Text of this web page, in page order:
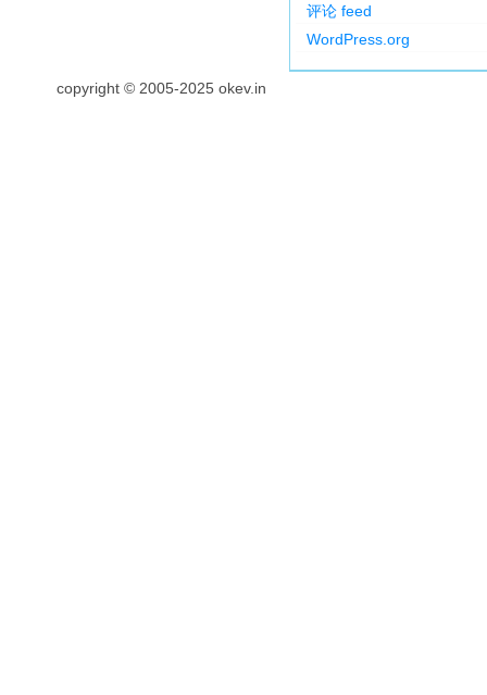
评论 feed
WordPress.org
copyright © 2005-2025 okev.in